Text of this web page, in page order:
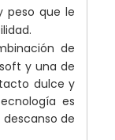
que le
de
y una de
dulce y
es
de